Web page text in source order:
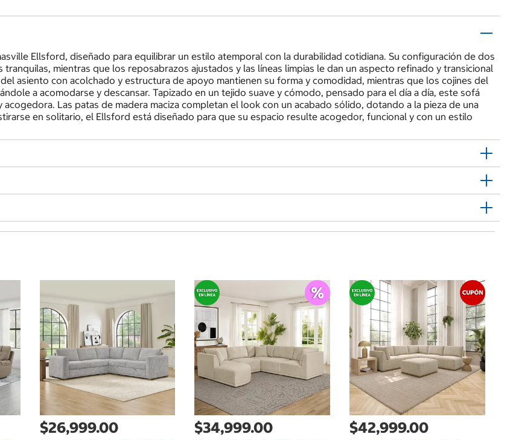
Ellsford, diseñado para equilibrar un estilo atemporal con la durabilidad cotidiana. Su configuración de dos
mientras que los reposabrazos ajustados y las líneas limpias le dan un aspecto refinado y transicional
asiento con acolchado y estructura de apoyo mantienen su forma y comodidad, mientras que los cojines del
a acomodarse y descansar. Tapizado en un tejido suave y cómodo, pensado para el día a día, este sofá
Las patas de madera maciza completan el look con un acabado sólido, dotando a la pieza de una
en solitario, el Ellsford está diseñado para que su espacio resulte acogedor, funcional y con un estilo
$26,999.00 $34,999.00 $42,999.00